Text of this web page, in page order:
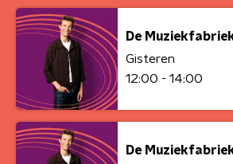
De
Gisteren
12:00 - 14:00
De